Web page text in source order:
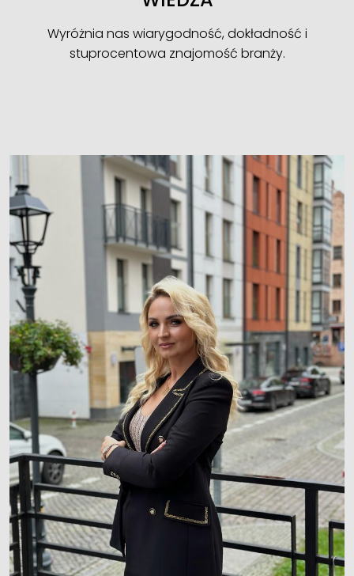
Wyróżnia nas wiarygodność, dokładność i
stuprocentowa znajomość branży.